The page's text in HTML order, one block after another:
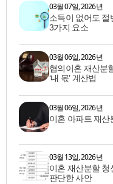
03월 07일, 2026년
소득이 없어도
3가지 요소
03월 06일, 2026년
협의이혼 재산분
‘내 몫’ 계산법
03월 06일, 2026년
이혼 아파트 재산
03월 13일, 2026년
이혼 재산분할 청
판단한 사안